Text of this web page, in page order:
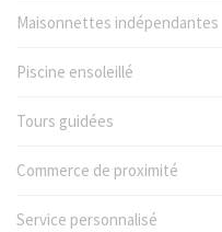
Maisonnettes indépendantes
Piscine ensoleillé
Tours guidées
Commerce de proximité
Service personnalisé